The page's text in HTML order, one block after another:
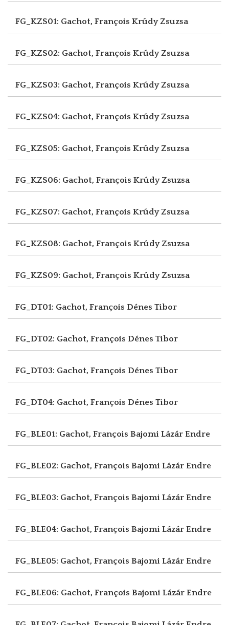
FG_KZS01: Gachot, François Krúdy Zsuzsa
FG_KZS02: Gachot, François Krúdy Zsuzsa
FG_KZS03: Gachot, François Krúdy Zsuzsa
FG_KZS04: Gachot, François Krúdy Zsuzsa
FG_KZS05: Gachot, François Krúdy Zsuzsa
FG_KZS06: Gachot, François Krúdy Zsuzsa
FG_KZS07: Gachot, François Krúdy Zsuzsa
FG_KZS08: Gachot, François Krúdy Zsuzsa
FG_KZS09: Gachot, François Krúdy Zsuzsa
FG_DT01: Gachot, François Dénes Tibor
FG_DT02: Gachot, François Dénes Tibor
FG_DT03: Gachot, François Dénes Tibor
FG_DT04: Gachot, François Dénes Tibor
FG_BLE01: Gachot, François Bajomi Lázár Endre
FG_BLE02: Gachot, François Bajomi Lázár Endre
FG_BLE03: Gachot, François Bajomi Lázár Endre
FG_BLE04: Gachot, François Bajomi Lázár Endre
FG_BLE05: Gachot, François Bajomi Lázár Endre
FG_BLE06: Gachot, François Bajomi Lázár Endre